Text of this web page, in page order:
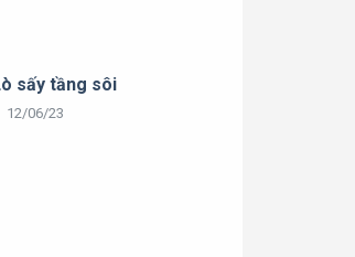
sấy tầng sôi
12/06/23